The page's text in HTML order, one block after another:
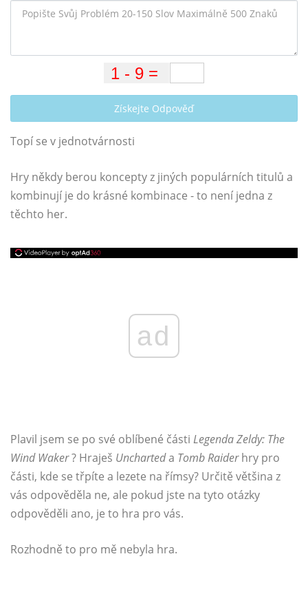
Získejte Odpověď
Topí se v jednotvárnosti
Hry někdy berou koncepty z jiných populárních titulů a
kombinují je do krásné kombinace - to není jedna z
těchto her.
ad
Plavil jsem se po své oblíbené části Legenda Zeldy: The
Wind Waker? Hraješ Uncharteda Tomb Raiderhry pro
části, kde se třpíte a lezete na římsy? Určitě většina z
vás odpověděla ne, ale pokud jste na tyto otázky
odpověděli ano, je to hra pro vás.
Rozhodně to pro mě nebyla hra.